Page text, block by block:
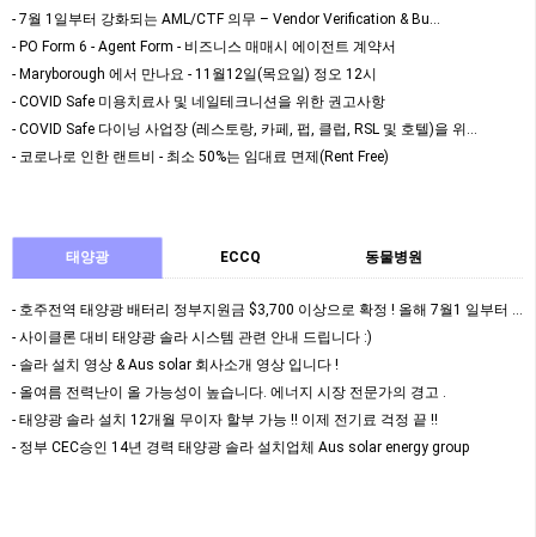
- 7월 1일부터 강화되는 AML/CTF 의무 – Vendor Verification & Bu…
- PO Form 6 - Agent Form - 비즈니스 매매시 에이전트 계약서
- Maryborough 에서 만나요 - 11월12일(목요일) 정오 12시
- COVID Safe 미용치료사 및 네일테크니션을 위한 권고사항
- COVID Safe 다이닝 사업장 (레스토랑, 카페, 펍, 클럽, RSL 및 호텔)을 위…
- 코로나로 인한 랜트비 - 최소 50%는 임대료 면제(Rent Free)
태양광 ECCQ 동물병원
- 호주전역 태양광 배터리 정부지원금 $3,700 이상으로 확정 ! 올해 7월1 일부터 정식 …
- 사이클론 대비 태양광 솔라 시스템 관련 안내 드립니다 :)
- 솔라 설치 영상 & Aus solar 회사소개 영상 입니다 !
- 올여름 전력난이 올 가능성이 높습니다. 에너지 시장 전문가의 경고 .
- 태양광 솔라 설치 12개월 무이자 할부 가능 !! 이제 전기료 걱정 끝 !!
- 정부 CEC승인 14년 경력 태양광 솔라 설치업체 Aus solar energy group